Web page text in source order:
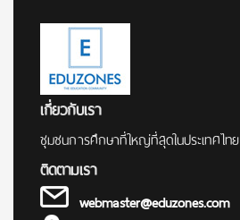
เกี่ยวกับเรา
ชุมชนการศึกษาที่ใหญ่ที่สุดในประเทศไทย
ติดตามเรา
webmaster@eduzones.com